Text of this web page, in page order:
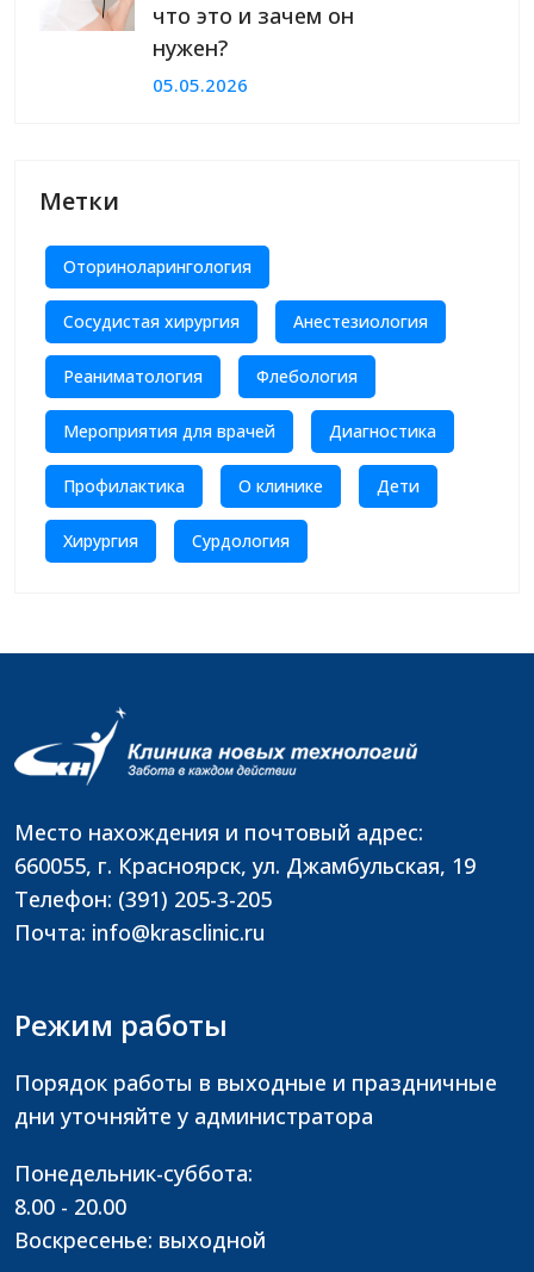
что это и зачем он
нужен?
05.05.2026
Метки
Оториноларингология
Сосудистая хирургия Анестезиология
Реаниматология Флебология
Мероприятия для врачей Диагностика
Профилактика О клинике Дети
Хирургия Сурдология
Место нахождения и почтовый адрес:
660055, г. Красноярск, ул. Джамбульская, 19
Телефон: (391) 205-3-205
Почта: info@krasclinic.ru
Режим работы
Порядок работы в выходные и праздничные
дни уточняйте у администратора
Понедельник-суббота:
8.00 - 20.00
Воскресенье: выходной